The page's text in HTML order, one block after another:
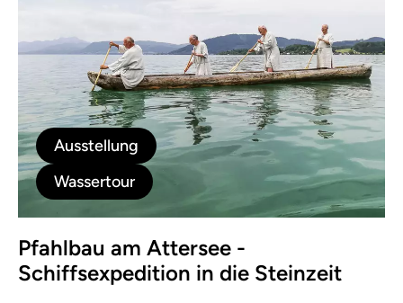
Ausstellung
Wassertour
Pfahlbau am Attersee -
Schiffsexpedition in die Steinzeit